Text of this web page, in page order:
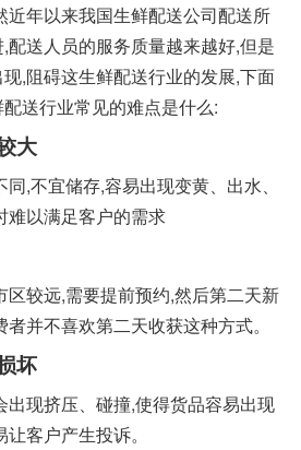
近年以来我国生鲜配送公司配送所
送人员的服务质量越来越好,但是
,阻碍这生鲜配送行业的发展,下面
送行业常见的难点是什么:
大
,不宜储存,容易出现变黄、出水、
难以满足客户的需求
区较远,需要提前预约,然后第二天新
并不喜欢第二天收获这种方式。
坏
出现挤压、碰撞,使得货品容易出现
客户产生投诉。